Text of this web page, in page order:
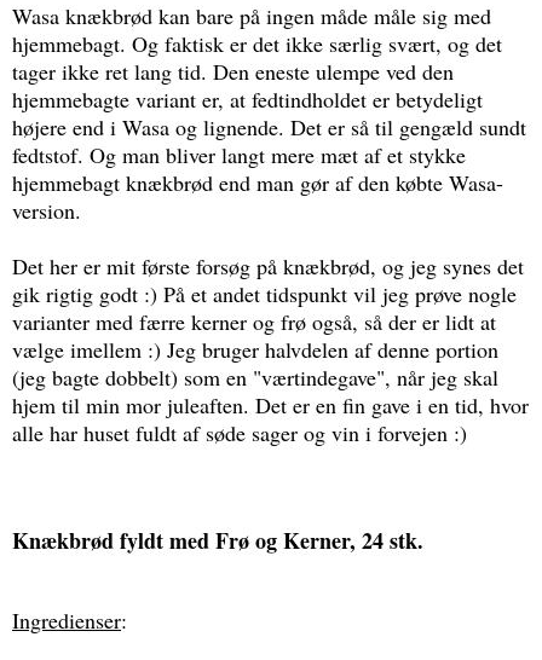
Wasa knækbrød kan bare på ingen måde måle sig med
hjemmebagt. Og faktisk er det ikke særlig svært, og det
tager ikke ret lang tid. Den eneste ulempe ved den
hjemmebagte variant er, at fedtindholdet er betydeligt
højere end i Wasa og lignende. Det er så til gengæld sundt
fedtstof. Og man bliver langt mere mæt af et stykke
hjemmebagt knækbrød end man gør af den købte Wasa-
version.
Det her er mit første forsøg på knækbrød, og jeg synes det
gik rigtig godt :) På et andet tidspunkt vil jeg prøve nogle
varianter med færre kerner og frø også, så der er lidt at
vælge imellem :) Jeg bruger halvdelen af denne portion
(jeg bagte dobbelt) som en "værtindegave", når jeg skal
hjem til min mor juleaften. Det er en fin gave i en tid, hvor
alle har huset fuldt af søde sager og vin i forvejen :)
Knækbrød fyldt med Frø og Kerner, 24 stk.
Ingredienser: